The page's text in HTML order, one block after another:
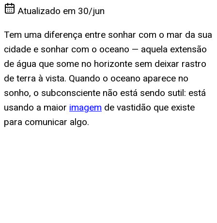
Atualizado em 30/jun
Tem uma diferença entre sonhar com o mar da sua
cidade e sonhar com o oceano — aquela extensão
de água que some no horizonte sem deixar rastro
de terra à vista. Quando o oceano aparece no
sonho, o subconsciente não está sendo sutil: está
usando a maior imagem de vastidão que existe
para comunicar algo.